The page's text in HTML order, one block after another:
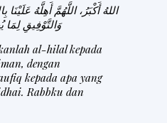
اللهُ أَكْبَرُ، اللَّهُمَّ أَهِلَّهُ عَلَيْنَا
وَالتَّوْفِيقِ لِمَا
al-hilal kepada
dengan
kepada apa yang
Rabbku dan